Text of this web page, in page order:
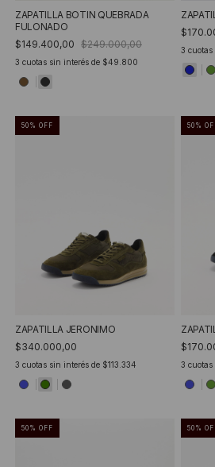
ZAPATILLA BOTIN QUEBRADA
FULONADO
$149.400,00 $249.000,00
3 cuotas sin interés de $49.800
3 cuotas
50 % OFF
ZAPATILLA JERONIMO
$340.000,00
3 cuotas sin interés de $113.334
50 %
3 cuotas
50 % OFF 50 %